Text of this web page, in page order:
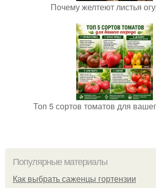
Почему желтеют листья
Топ 5 сортов томатов для
Популярные материалы
Как выбрать саженцы гортензии